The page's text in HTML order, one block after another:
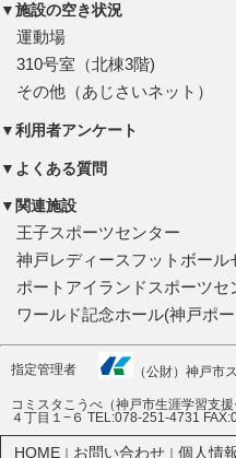
▼施設の空き状況
運動場
310号室（北棟3階)
その他（あじさいネット）
▼利用者アンケート
▼よくある質問
▼関連施設
王子スポーツセンター
神戸レディースフットボール
ポートアイランドスポーツセ
ワールド記念ホール(神戸ポ
指定管理者 （公財）神戸市
コミスタこうべ（神戸市生涯学習支
４丁目１−６ TEL:078-251-4731
HOME ｜ お問い合わせ ｜ 個人情